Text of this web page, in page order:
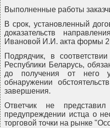
Выполненные работы
В срок, установленный
доказательств
Ивановой И.И. акта формы
Подрядчик, в
Республики Беларусь,
до получения от него
обнаружении
завершения.
Ответчик не
предупреждении истца о
торговой точки на рынке